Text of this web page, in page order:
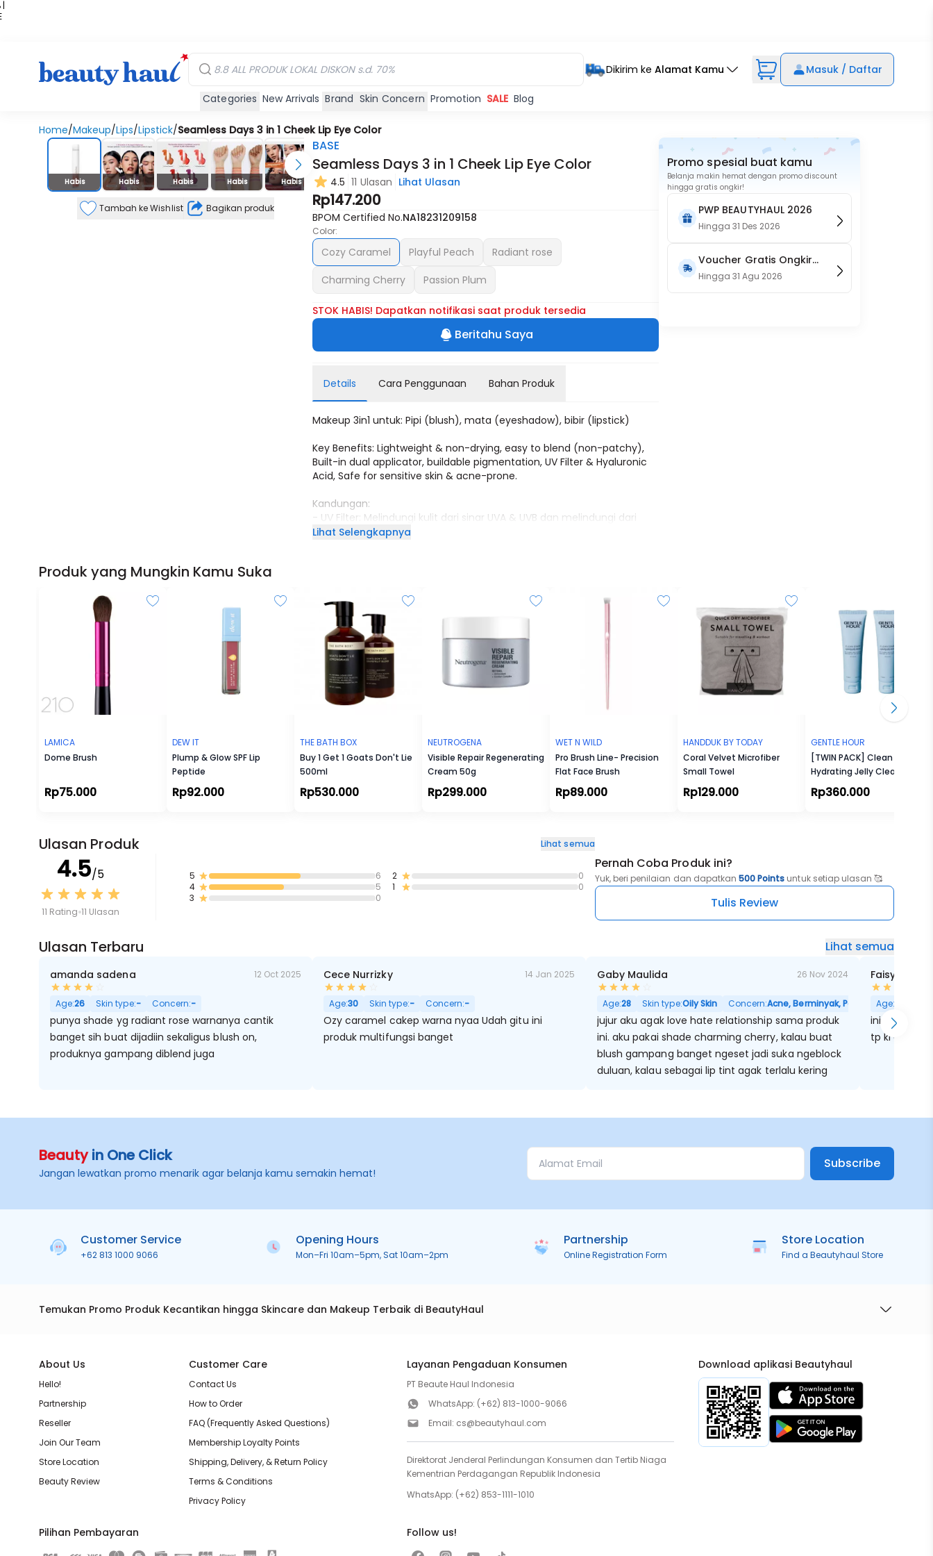
|
Dikirim ke Alamat Kamu Masuk / Daftar
Categories New Arrivals Brand Skin Concern Promotion SALE Blog
Home/Makeup/Lips/Lipstick/Seamless Days 3 in 1 Cheek Lip Eye Color
Stok Habis
Habis Habis Habis Habis Habis Habis Habis
Tambah ke Wishlist Bagikan produk
BASE
Seamless Days 3 in 1 Cheek Lip Eye Color
4.5 11 Ulasan Lihat Ulasan
Rp147.200
BPOM Certified No.NA18231209158
Color:
Cozy Caramel Playful Peach
Radiant rose
Charming Cherry
Passion Plum
STOK HABIS! Dapatkan notifikasi saat produk tersedia
Beritahu Saya
Details Cara Penggunaan Bahan Produk
Makeup 3in1 untuk: Pipi (blush), mata (eyeshadow), bibir (lipstick)
Key Benefits: Lightweight & non-drying, easy to blend (non-patchy),
Built-in dual applicator, buildable pigmentation, UV Filter & Hyaluronic
Acid, Safe for sensitive skin & acne-prone.
Kandungan:
- UV Filter: Melindungi kulit dari sinar UVA & UVB dan melindungi dari
penuaan kulit
- Grapeseed Oil: Tinggi antioksidan untuk kulit lebih lembut, kenyal, dan
terlindungi
Lihat Selengkapnya
Promo spesial buat kamu
Belanja makin hemat dengan promo discount
hingga gratis ongkir!
PWP BEAUTYHAUL 2026
Hingga31 Des 2026
Voucher Gratis Ongkir
15RB (Only on Website)
Hingga31 Agu 2026
Produk yang Mungkin Kamu Suka
LAMICA
Dome Brush
Rp75.000
DEW IT
Plump & Glow SPF Lip
Peptide
Rp92.000
THE BATH BOX
Buy 1 Get 1 Goats Don't Lie
500ml
Rp530.000
NEUTROGENA
Visible Repair Regenerating
Cream 50g
Rp299.000
WET N WILD
Pro Brush Line- Precision
Flat Face Brush
Rp89.000
HANDDUK BY TODAY
Coral Velvet Microfiber
Small Towel
Rp129.000
GENTLE HOUR
[TWIN PACK] Clean Start
Hydrating Jelly Cleanser
Rp360.000
Ulasan Produk Lihat semua
4.5/5
11 Rating 11 Ulasan
5
6
4
5
3
0
2
0
1
0
Pernah Coba Produk ini?
Yuk, beri penilaian dan dapatkan 500 Points untuk setiap ulasan 🥰
Tulis Review
Ulasan Terbaru Lihat semua
amanda sadena 12 Oct 2025
Age:26 Skin type:- Concern:-
punya shade yg radiant rose warnanya cantik
banget sih buat dijadiin sekaligus blush on,
produknya gampang diblend juga
Cece Nurrizky 14 Jan 2025
Age:30 Skin type:- Concern:-
Ozy caramel cakep warna nyaa Udah gitu ini
produk multifungsi banget
Gaby Maulida 26 Nov 2024
Age:28 Skin type:Oily Skin Concern:Acne, Berminyak, Pori Besar
jujur aku agak love hate relationship sama produk
ini. aku pakai shade charming cherry, kalau buat
blush gampang banget ngeset jadi suka ngeblock
duluan, kalau sebagai lip tint agak terlalu kering
Faisya
Age:
ini kalo as a
tp kl dijadiin
Beautyin One Click
Jangan lewatkan promo menarik agar belanja kamu semakin hemat!
Subscribe
Customer Service
+62 813 1000 9066
Opening Hours
Mon–Fri 10am–5pm, Sat 10am–2pm
Partnership
Online Registration Form
Store Location
Find a Beautyhaul Store
Temukan Promo Produk Kecantikan hingga Skincare dan Makeup Terbaik di BeautyHaul
About Us
Hello!
Partnership
Reseller
Join Our Team
Store Location
Beauty Review
Customer Care
Contact Us
How to Order
FAQ (Frequently Asked Questions)
Membership Loyalty Points
Shipping, Delivery, & Return Policy
Terms & Conditions
Privacy Policy
Layanan Pengaduan Konsumen
PT Beaute Haul Indonesia
WhatsApp: (+62) 813-1000-9066
Email: cs@beautyhaul.com
Direktorat Jenderal Perlindungan Konsumen dan Tertib Niaga
Kementrian Perdagangan Republik Indonesia
WhatsApp: (+62) 853-1111-1010
Download aplikasi Beautyhaul
Pilihan Pembayaran Follow us!